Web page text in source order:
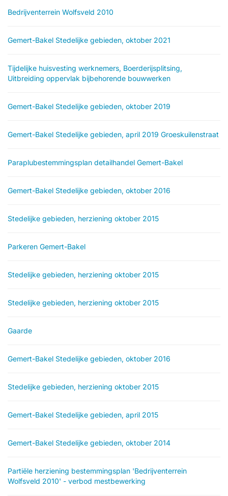
Bedrijventerrein Wolfsveld 2010
Gemert-Bakel Stedelijke gebieden, oktober 2021
Tijdelijke huisvesting werknemers, Boerderijsplitsing,
Uitbreiding oppervlak bijbehorende bouwwerken
Gemert-Bakel Stedelijke gebieden, oktober 2019
Gemert-Bakel Stedelijke gebieden, april 2019 Groeskuilenstraat
Paraplubestemmingsplan detailhandel Gemert-Bakel
Gemert-Bakel Stedelijke gebieden, oktober 2016
Stedelijke gebieden, herziening oktober 2015
Parkeren Gemert-Bakel
Stedelijke gebieden, herziening oktober 2015
Stedelijke gebieden, herziening oktober 2015
Gaarde
Gemert-Bakel Stedelijke gebieden, oktober 2016
Stedelijke gebieden, herziening oktober 2015
Gemert-Bakel Stedelijke gebieden, april 2015
Gemert-Bakel Stedelijke gebieden, oktober 2014
Partiële herziening bestemmingsplan 'Bedrijventerrein
Wolfsveld 2010' - verbod mestbewerking